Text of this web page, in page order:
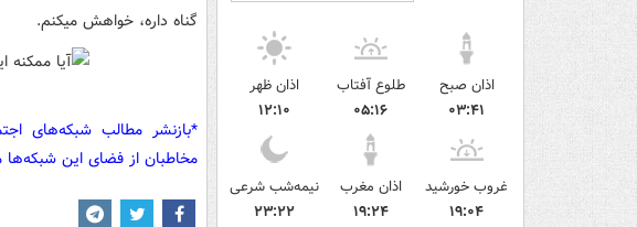
اذان صبح
۰۳:۴۱
طلوع آفتاب
۰۵:۱۶
اذان ظهر
۱۲:۱۰
غروب خورشید
۱۹:۰۴
اذان مغرب
۱۹:۲۴
نیمه‌شب شرعی
۲۳:۲۲
گناه داره، خواهش میکنم.
*بازنشر مطالب شبکه‌های
مخاطبان از فضای این